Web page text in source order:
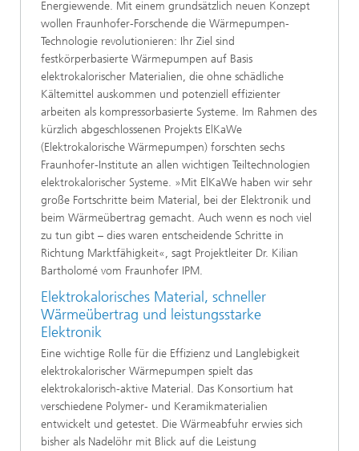
Energiewende. Mit einem grundsätzlich neuen Konzept
wollen Fraunhofer-Forschende die Wärmepumpen-
Technologie revolutionieren: Ihr Ziel sind
festkörperbasierte Wärmepumpen auf Basis
elektrokalorischer Materialien, die ohne schädliche
Kältemittel auskommen und potenziell effizienter
arbeiten als kompressorbasierte Systeme. Im Rahmen des
kürzlich abgeschlossenen Projekts ElKaWe
(Elektrokalorische Wärmepumpen) forschten sechs
Fraunhofer-Institute an allen wichtigen Teiltechnologien
elektrokalorischer Systeme. »Mit ElKaWe haben wir sehr
große Fortschritte beim Material, bei der Elektronik und
beim Wärmeübertrag gemacht. Auch wenn es noch viel
zu tun gibt – dies waren entscheidende Schritte in
Richtung Marktfähigkeit«, sagt Projektleiter Dr. Kilian
Bartholomé vom Fraunhofer IPM.
Elektrokalorisches Material, schneller
Wärmeübertrag und leistungsstarke
Elektronik
Eine wichtige Rolle für die Effizienz und Langlebigkeit
elektrokalorischer Wärmepumpen spielt das
elektrokalorisch-aktive Material. Das Konsortium hat
verschiedene Polymer- und Keramikmaterialien
entwickelt und getestet. Die Wärmeabfuhr erwies sich
bisher als Nadelöhr mit Blick auf die Leistung